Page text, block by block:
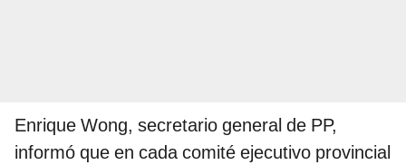
Enrique Wong, secretario general de PP,
informó que en cada comité ejecutivo provincial